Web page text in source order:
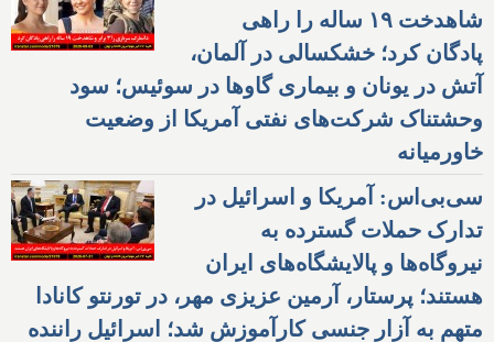
شاهدخت ۱۹ ساله را راهی
پادگان کرد؛ خشکسالی در آلمان،
آتش در یونان و بیماری گاوها در سوئیس؛ سود
وحشتناک شرکت‌های نفتی آمریکا از وضعیت
خاورمیانه
سی‌بی‌اس: آمریکا و اسرائیل در
تدارک حملات گسترده به
نیروگاه‌ها و پالایشگاه‌های ایران
هستند؛ پرستار، آرمین عزیزی مهر، در تورنتو کانادا
متهم به آزار جنسی کارآموزش شد؛ اسرائیل راننده